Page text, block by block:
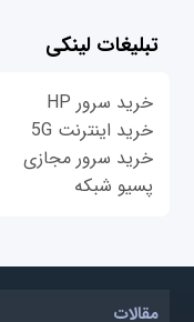
تبلیغات لینکی
خرید سرور HP
خرید اینترنت 5G
خرید سرور مجازی
پسیو شبکه
مقالات